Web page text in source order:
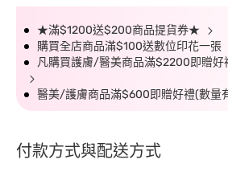
★滿$1200送$200商品提貨券★
購買全店商品滿$100送數位印花一張
凡購買護膚/醫美商品滿$2200即贈好
醫美/護膚商品滿$600即贈好禮(數量
付款方式與配送方式